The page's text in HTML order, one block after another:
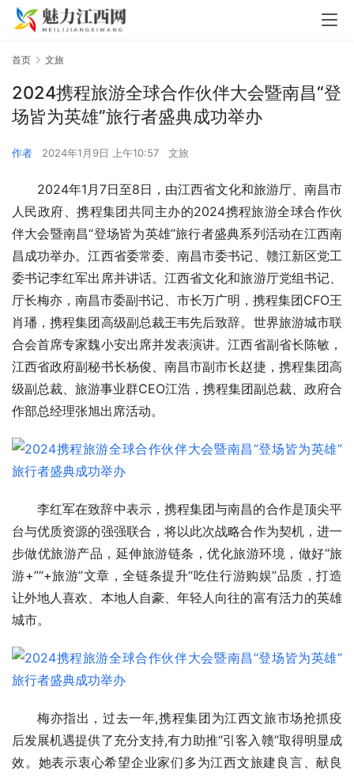
首页 文旅
2024携程旅游全球合作伙伴大会暨南昌“登
场皆为英雄”旅行者盛典成功举办
作者 2024年1月9日 上午10:57 文旅
2024年1月7日至8日，由江西省文化和旅游厅、南昌市
人民政府、携程集团共同主办的2024携程旅游全球合作伙
伴大会暨南昌“登场皆为英雄”旅行者盛典系列活动在江西南
昌成功举办。江西省委常委、南昌市委书记、赣江新区党工
委书记李红军出席并讲话。江西省文化和旅游厅党组书记、
厅长梅亦，南昌市委副书记、市长万广明，携程集团CFO王
肖璠，携程集团高级副总裁王韦先后致辞。世界旅游城市联
合会首席专家魏小安出席并发表演讲。江西省副省长陈敏，
江西省政府副秘书长杨俊、南昌市副市长赵捷，携程集团高
级副总裁、旅游事业群CEO江浩，携程集团副总裁、政府合
作部总经理张旭出席活动。
李红军在致辞中表示，携程集团与南昌的合作是顶尖平
台与优质资源的强强联合，将以此次战略合作为契机，进一
步做优旅游产品，延伸旅游链条，优化旅游环境，做好“旅
游+”“+旅游”文章，全链条提升“吃住行游购娱”品质，打造
让外地人喜欢、本地人自豪、年轻人向往的富有活力的英雄
城市。
梅亦指出，过去一年,携程集团为江西文旅市场抢抓疫
后发展机遇提供了充分支持,有力助推“引客入赣”取得明显成
效。她表示衷心希望企业家们多为江西文旅建良言、献良